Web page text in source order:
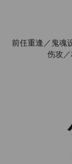
前任重逢／鬼魂
伤攻